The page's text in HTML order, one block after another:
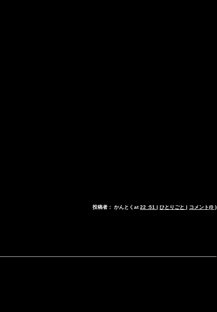
投稿者： かんとくat22 :51 | ひとりごと | コメント(0 )